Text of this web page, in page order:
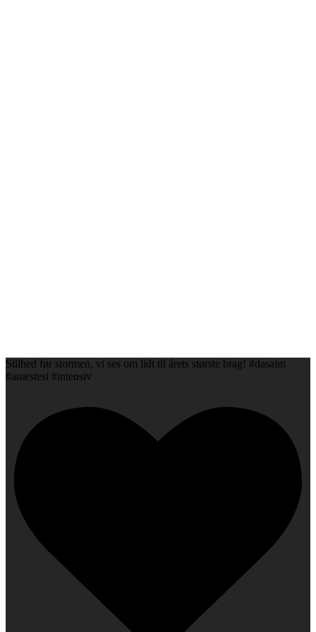
Stilhed før stormen, vi ses om lidt til årets største brag! #dasaim
#anæstesi #intensiv